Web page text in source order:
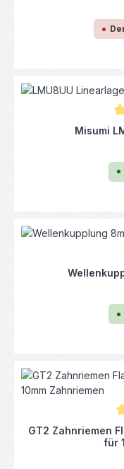
Misumi
GT2 Zahnriemen
für